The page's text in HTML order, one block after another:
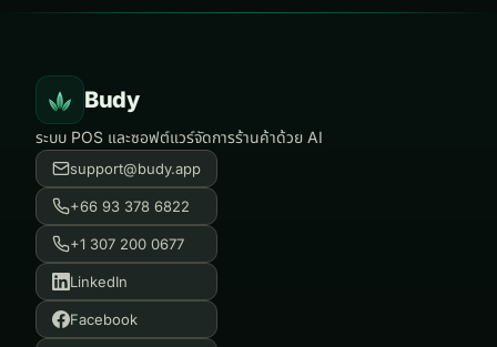
Budy
ระบบ POS และซอฟต์แวร์จัดการร้านค้าด้วย AI
support@budy.app
+66 93 378 6822
+1 307 200 0677
LinkedIn
Facebook